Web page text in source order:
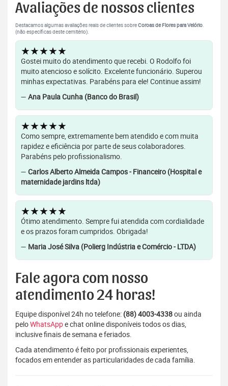
Avaliações de nossos clientes
Destacamos algumas avaliações reais de clientes sobreCoroas de Flores para Velório.
(não específicas deste cemitério).
★★★★★
Gostei muito do atendimento que recebi. O Rodolfo foi
muito atencioso e solícito. Excelente funcionário. Superou
minhas expectativas. Parabéns para ele! Continue assim!
— Ana Paula Cunha (Banco do Brasil)
★★★★★
Como sempre, extremamente bem atendido e com muita
rapidez e eficiência por parte de seus colaboradores.
Parabéns pelo profissionalismo.
— Carlos Alberto Almeida Campos - Financeiro (Hospital e
maternidade jardins ltda)
★★★★★
Ótimo atendimento. Sempre fui atendida com cordialidade
e os prazos foram cumpridos. Obrigada!
— Maria José Silva (Polierg Indústria e Comércio - LTDA)
Fale agora com nosso
atendimento 24 horas!
Equipe disponível 24h no telefone: (88) 4003-4338ou ainda
peloWhatsAppe chat online disponíveis todos os dias,
inclusive finais de semana e feriados.
Cada atendimento é feito por profissionais experientes,
focados em entender as particularidades de cada família.